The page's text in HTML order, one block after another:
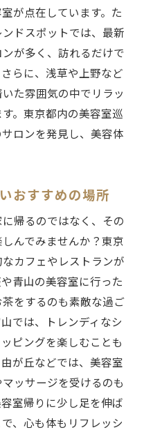
が点在しています。た
ドスポットでは、最新
が多く、訪れるだけで
らに、浅草や上野など
た雰囲気の中でリラッ
。東京都内の美容室巡
ロンを発見し、美容体
おすすめの場所
帰るのではなく、その
んでみませんか？東京
カフェやレストランが
青山の美容室に行った
をするのも素敵な過ご
では、トレンディなシ
ピングを楽しむことも
が丘などでは、美容室
ッサージを受けるのも
室帰りに少し足を伸ば
、心も体もリフレッシ